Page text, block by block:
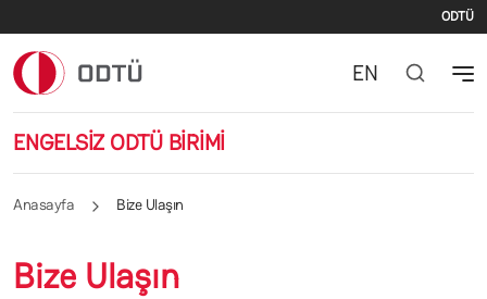
ODTÜ
ENGELSİZ ODTÜ BİRİMİ
EN
Anasayfa Bize Ulaşın
Bize Ulaşın